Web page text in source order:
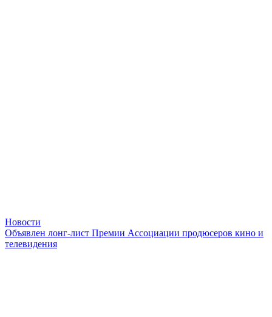
Новости
Объявлен лонг-лист Премии Ассоциации продюсеров кино и
телевидения